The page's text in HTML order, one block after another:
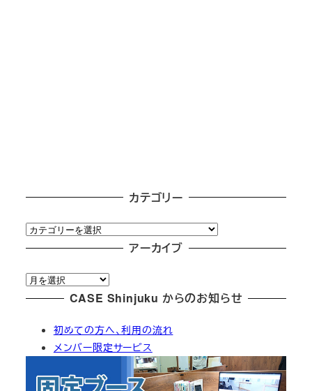
カテゴリー
カ
テ
リ
ー
アーカイブ
ア
ー
CASE Shinjuku からのお知らせ
初めての方へ、利用の流れ
メンバー限定サービス